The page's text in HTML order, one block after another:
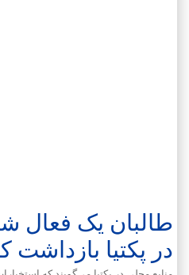
طالبان یک فعال
در پکتیا بازداشت